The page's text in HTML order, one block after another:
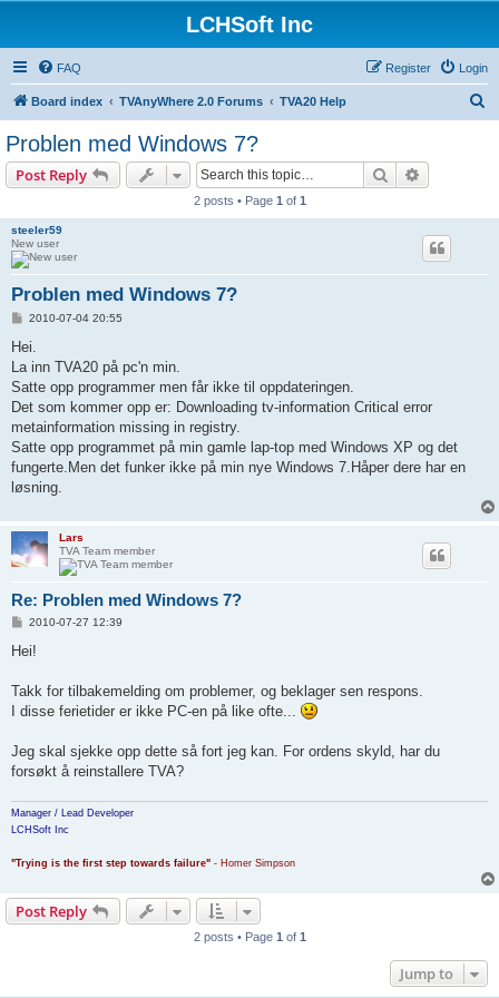
LCHSoft Inc
FAQ Login
Register
Board index TVAnyWhere 2.0 Forums TVA20 Help
Problen med Windows 7?
Post Reply Search
2 posts • Page 1 of 1
steeler59
New user
Problen med Windows 7?
P
s
2010-07-04 20:55
Hei.
La inn TVA20 på pc'n min.
Satte opp programmer men får ikke til oppdateringen.
Det som kommer opp er: Downloading tv-information Critical error
metainformation missing in registry.
Satte opp programmet på min gamle lap-top med Windows XP og det
fungerte.Men det funker ikke på min nye Windows 7.Håper dere har en
løsning.
Lars
TVA Team member
Re: Problen med Windows 7?
P
s
2010-07-27 12:39
Hei!
Takk for tilbakemelding om problemer, og beklager sen respons.
I disse ferietider er ikke PC-en på like ofte...
Jeg skal sjekke opp dette så fort jeg kan. For ordens skyld, har du
forsøkt å reinstallere TVA?
Manager / Lead Developer
LCHSoft Inc
"Trying is the first step towards failure" - Homer Simpson
Post Reply
2 posts • Page 1 of 1
Jump to